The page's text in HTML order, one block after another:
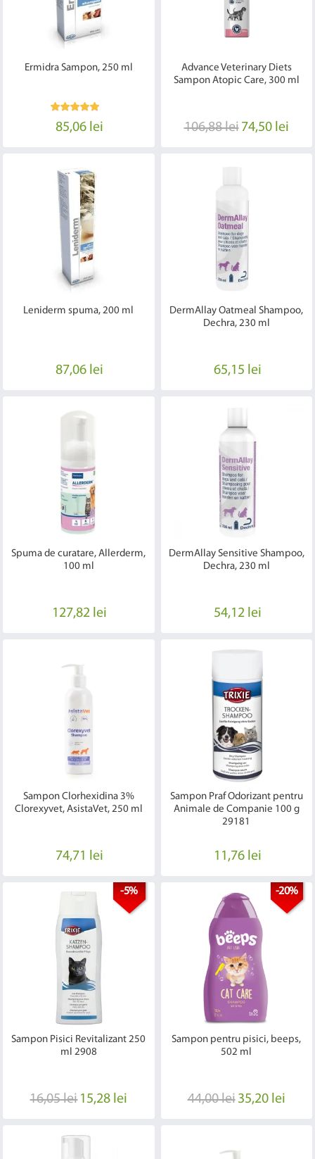
Ermidra Sampon, 250 ml
85,06 lei
Advance Veterinary Diets
Sampon Atopic Care, 300 ml
106,88 lei 74,50 lei
Leniderm spuma, 200 ml
87,06 lei
DermAllay Oatmeal Shampoo,
Dechra, 230 ml
65,15 lei
Spuma de curatare, Allerderm,
100 ml
127,82 lei
DermAllay Sensitive Shampoo,
Dechra, 230 ml
54,12 lei
Sampon Clorhexidina 3%
Clorexyvet, AsistaVet, 250 ml
74,71 lei
Sampon Praf Odorizant pentru
Animale de Companie 100 g
29181
11,76 lei
-5%
Sampon Pisici Revitalizant 250
ml 2908
16,05 lei 15,28 lei
-20%
Sampon pentru pisici, beeps,
502 ml
44,00 lei 35,20 lei